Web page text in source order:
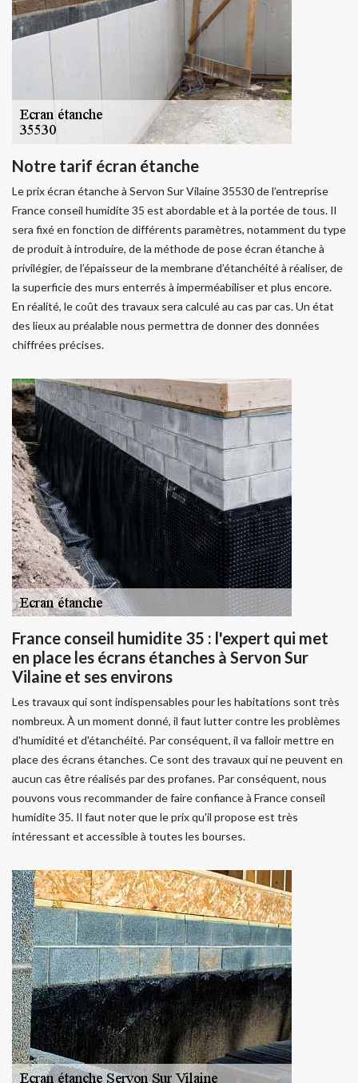
Notre tarif écran étanche
Le prix écran étanche à Servon Sur Vilaine 35530 de l’entreprise
France conseil humidite 35 est abordable et à la portée de tous. Il
sera fixé en fonction de différents paramètres, notamment du type
de produit à introduire, de la méthode de pose écran étanche à
privilégier, de l’épaisseur de la membrane d’étanchéité à réaliser, de
la superficie des murs enterrés à imperméabiliser et plus encore.
En réalité, le coût des travaux sera calculé au cas par cas. Un état
des lieux au préalable nous permettra de donner des données
chiffrées précises.
France conseil humidite 35 : l'expert qui met
en place les écrans étanches à Servon Sur
Vilaine et ses environs
Les travaux qui sont indispensables pour les habitations sont très
nombreux. À un moment donné, il faut lutter contre les problèmes
d'humidité et d'étanchéité. Par conséquent, il va falloir mettre en
place des écrans étanches. Ce sont des travaux qui ne peuvent en
aucun cas être réalisés par des profanes. Par conséquent, nous
pouvons vous recommander de faire confiance à France conseil
humidite 35. Il faut noter que le prix qu'il propose est très
intéressant et accessible à toutes les bourses.